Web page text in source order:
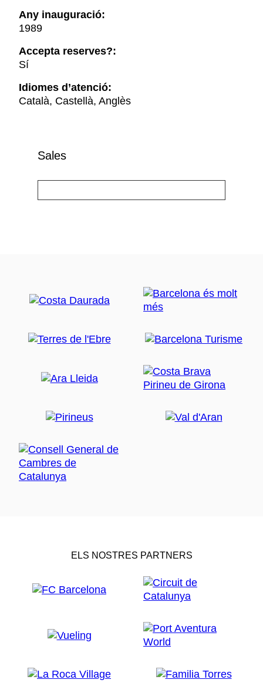
Any inauguració:
1989
Accepta reserves?:
Sí
Idiomes d’atenció:
Català, Castellà, Anglès
Sales
ELS NOSTRES PARTNERS